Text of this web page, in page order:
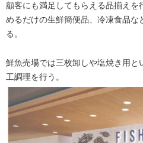
顧客にも満足してもらえる品揃え
めるだけの生鮮簡便品、冷凍食品な
る。
鮮魚売場では三枚卸しや塩焼き用と
工調理を行う。